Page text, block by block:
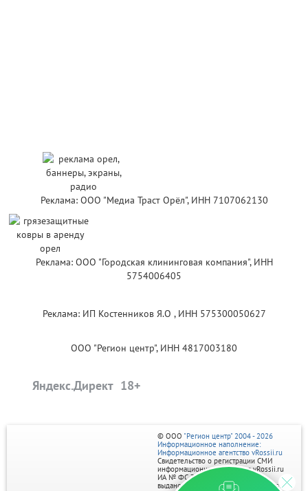
Реклама: ООО "Медиа Траст Орёл", ИНН 7107062130
Реклама: ООО "Городская клининговая компания", ИНН
5754006405
Реклама: ИП Костенников Я.О , ИНН 575300050627
ООО "Регион центр", ИНН 4817003180
Яндекс.Директ
© ООО "Регион центр" 2004 - 2026
Информационное наполнение:
Информационное агентство vRossii.ru
Свидетельство о регистрации СМИ
информационного агентства vRossii.ru
ИА № ФС 77‑35502
выдано РОСКОМНАДЗОРом 04 марта